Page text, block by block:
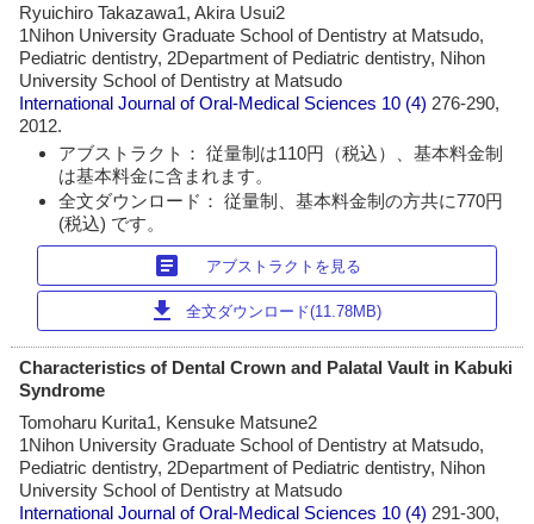
Ryuichiro Takazawa1, Akira Usui2
1Nihon University Graduate School of Dentistry at Matsudo,
Pediatric dentistry, 2Department of Pediatric dentistry, Nihon
University School of Dentistry at Matsudo
International Journal of Oral-Medical Sciences 10 (4) 276-290,
2012.
アブストラクト： 従量制は110円（税込）、基本料金制
は基本料金に含まれます。
全文ダウンロード： 従量制、基本料金制の方共に770円
(税込) です。
article アブストラクトを見る
download 全文ダウンロード(11.78MB)
Characteristics of Dental Crown and Palatal Vault in Kabuki
Syndrome
Tomoharu Kurita1, Kensuke Matsune2
1Nihon University Graduate School of Dentistry at Matsudo,
Pediatric dentistry, 2Department of Pediatric dentistry, Nihon
University School of Dentistry at Matsudo
International Journal of Oral-Medical Sciences 10 (4) 291-300,